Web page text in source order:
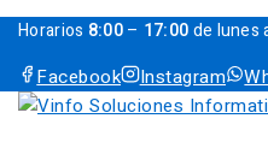
Horarios 8:00– 17:00de lunes
Facebook Instagram